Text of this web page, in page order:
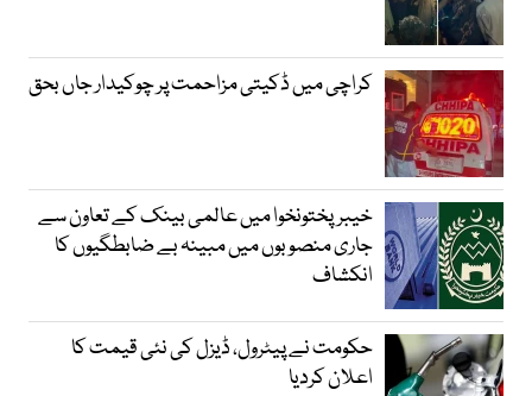
کراچی میں ڈکیتی مزاحمت پر چوکیدار جاں بحق
خیبرپختونخوا میں عالمی بینک کے تعاون سے
جاری منصوبوں میں مبینہ بے ضابطگیوں کا
انکشاف
حکومت نے پیٹرول، ڈیزل کی نئی قیمت کا
اعلان کردیا